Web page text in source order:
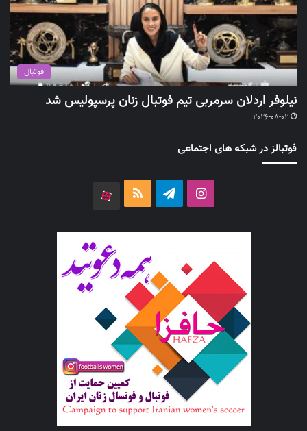
فوتبال
نیلوفر اردلان سرمربی تیم فوتبال زنان پرسپولیس شد
2026-08-02
فوتبالز در شبکه های اجتماعی
اینستاگرامتلگرام خوراک